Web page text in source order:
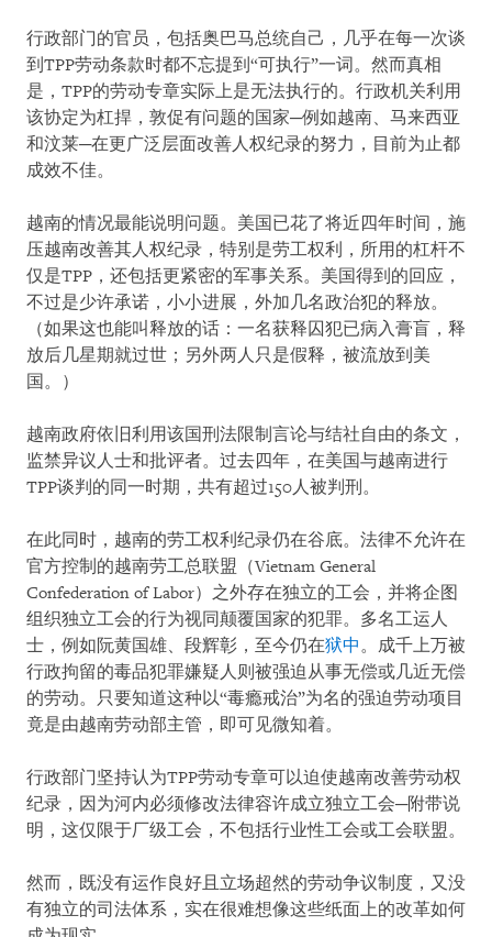
行政部门的官员，包括奥巴马总统自己，几乎在每一次谈
到TPP劳动条款时都不忘提到“可执行”一词。然而真相
是，TPP的劳动专章实际上是无法执行的。行政机关利用
该协定为杠捍，敦促有问题的国家─例如越南、马来西亚
和汶莱─在更广泛层面改善人权纪录的努力，目前为止都
成效不佳。
越南的情况最能说明问题。美国已花了将近四年时间，施
压越南改善其人权纪录，特别是劳工权利，所用的杠杆不
仅是TPP，还包括更紧密的军事关系。美国得到的回应，
不过是少许承诺，小小进展，外加几名政治犯的释放。
（如果这也能叫释放的话：一名获释囚犯已病入膏盲，释
放后几星期就过世；另外两人只是假释，被流放到美
国。）
越南政府依旧利用该国刑法限制言论与结社自由的条文，
监禁异议人士和批评者。过去四年，在美国与越南进行
TPP谈判的同一时期，共有超过150人被判刑。
在此同时，越南的劳工权利纪录仍在谷底。法律不允许在
官方控制的越南劳工总联盟（Vietnam General
Confederation of Labor）之外存在独立的工会，并将企图
组织独立工会的行为视同颠覆国家的犯罪。多名工运人
士，例如阮黄国雄、段辉彰，至今仍在狱中。成千上万被
行政拘留的毒品犯罪嫌疑人则被强迫从事无偿或几近无偿
的劳动。只要知道这种以“毒瘾戒治”为名的强迫劳动项目
竟是由越南劳动部主管，即可见微知着。
行政部门坚持认为TPP劳动专章可以迫使越南改善劳动权
纪录，因为河内必须修改法律容许成立独立工会─附带说
明，这仅限于厂级工会，不包括行业性工会或工会联盟。
然而，既没有运作良好且立场超然的劳动争议制度，又没
有独立的司法体系，实在很难想像这些纸面上的改革如何